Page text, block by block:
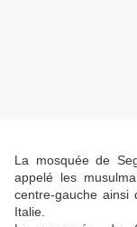
La mosquée de
appelé les
centre-gauche ainsi
Italie.